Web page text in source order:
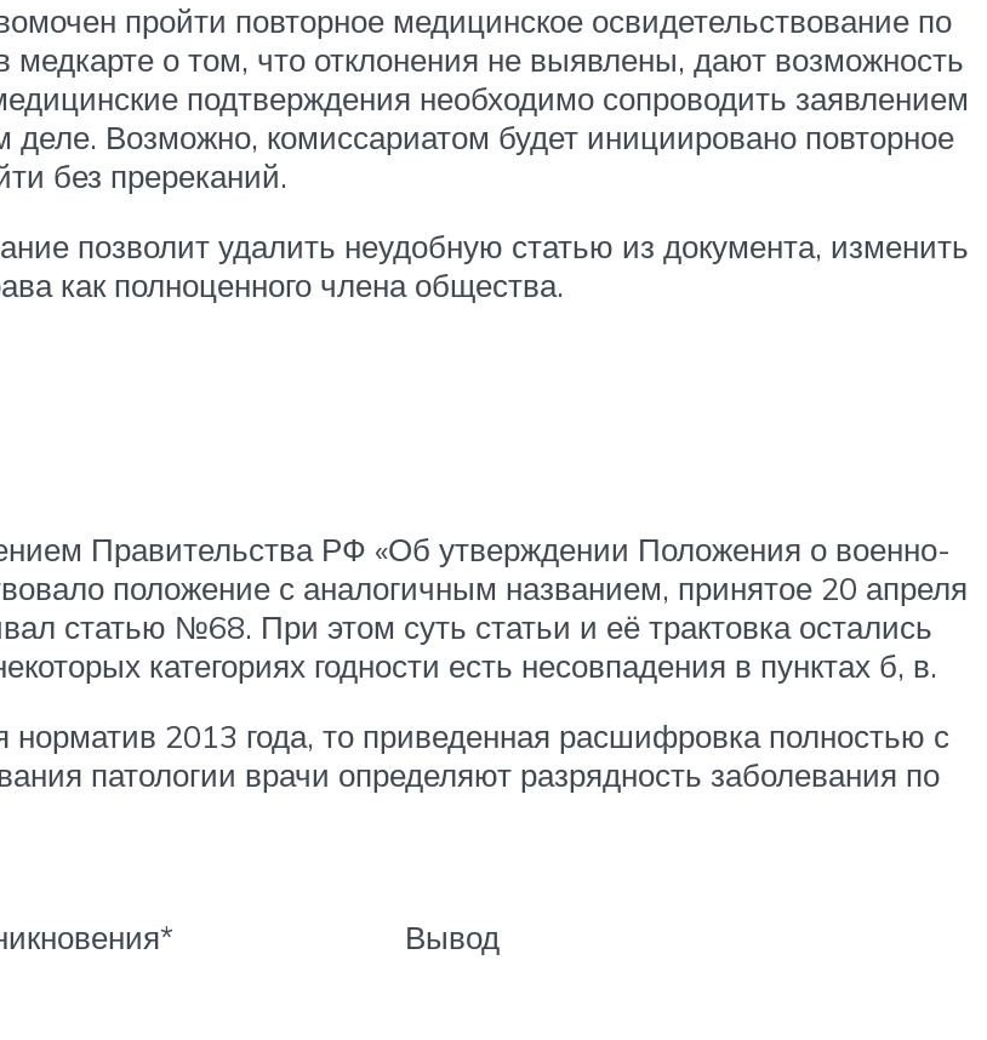
пройти повторное медицинское освидетельствование по
о том, что отклонения не выявлены, дают возможность
подтверждения необходимо сопроводить заявлением
деле. Возможно, комиссариатом будет инициировано повторное
без пререканий.
позволит удалить неудобную статью из документа, изменить
как полноценного члена общества.
Правительства РФ «Об утверждении Положения о военно-
положение с аналогичным названием, принятое 20 апреля
статью №68. При этом суть статьи и её трактовка остались
категориях годности есть несовпадения в пунктах б, в.
норматив 2013 года, то приведенная расшифровка полностью с
патологии врачи определяют разрядность заболевания по
Вывод